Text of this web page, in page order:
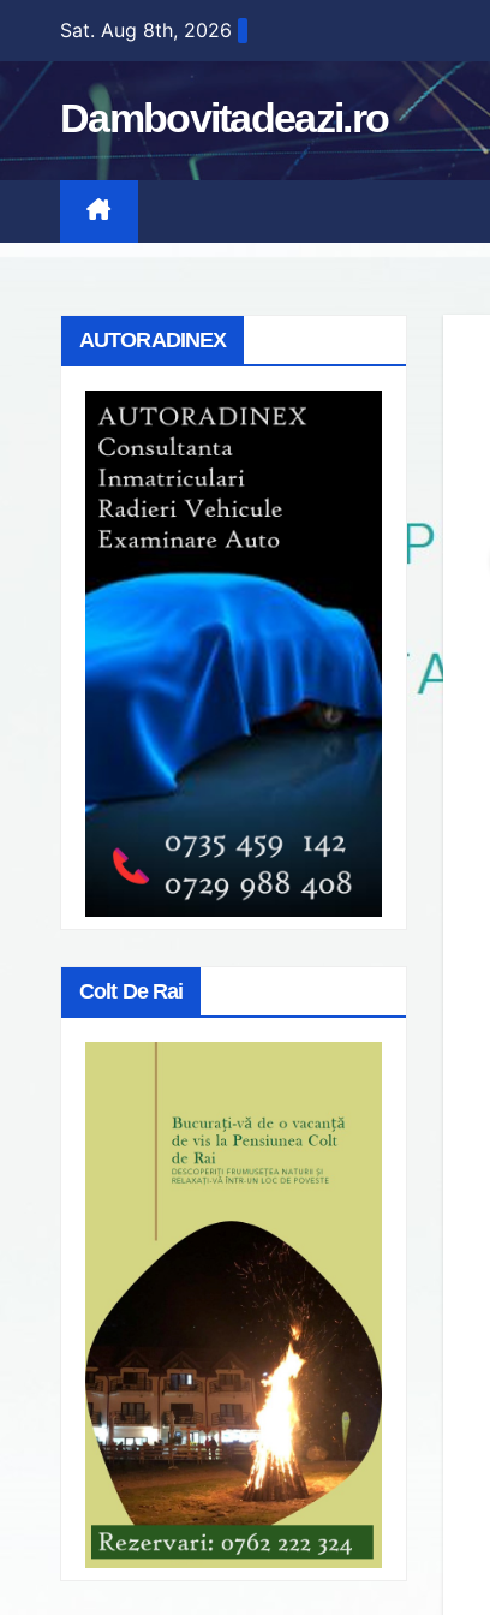
content
Sat. Aug 8th, 2026
Dambovitadeazi.ro
AUTORADINEX
Colt De Rai